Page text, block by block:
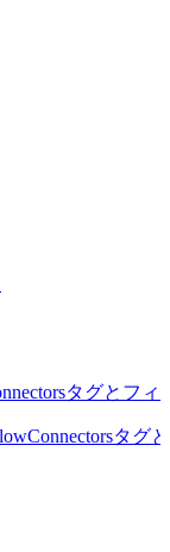
タグとフィ
Connectorsタグ